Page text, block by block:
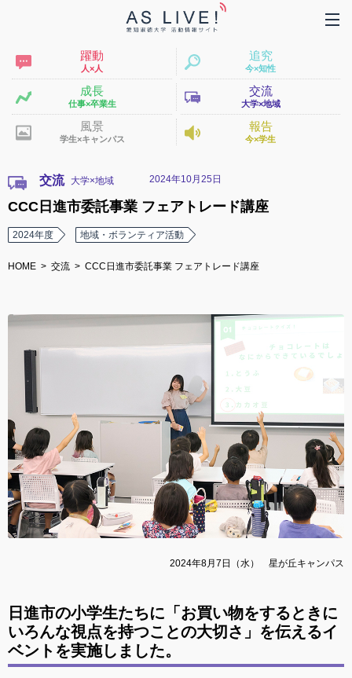
躍動
人×人
追究
今×知性
成長
仕事×卒業生
交流
大学×地域
風景
学生×キャンパス
報告
今×学生
交流 2024年10月25日
CCC日進市委託事業 フェアトレード講座
2024年度 地域・ボランティア活動
HOME 交流 CCC日進市委託事業 フェアトレード講座
2024年8月7日（水） 星が丘キャンパス
日進市の小学生たちに「お買い物をするときに
いろんな視点を持つことの大切さ」を伝えるイ
ベントを実施しました。